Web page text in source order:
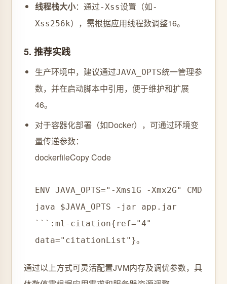
线程栈大小‌：通过-Xss设置（如-
Xss256k），需根据应用线程数调整16。
5. ‌ 推荐实践
生产环境中，建议通过JAVA_OPTS统一管理参
数，并在启动脚本中引用，便于维护和扩展
46。
对于容器化部署（如Docker），可通过环境变
量传递参数：
dockerfileCopy Code
ENV JAVA_OPTS="-Xms1G -Xmx2G" CMD
java $JAVA_OPTS -jar app.jar
```:ml-citation{ref="4"
data="citationList"}。
通过以上方式可灵活配置JVM内存及调优参数，具